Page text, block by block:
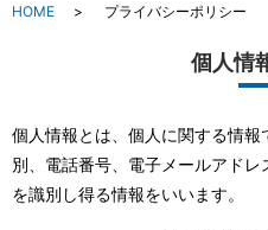
HOME プライバシーポリシー
個人情
個人情報とは、個人に関する情
別、電話番号、電子メールアド
を識別し得る情報をいいます。